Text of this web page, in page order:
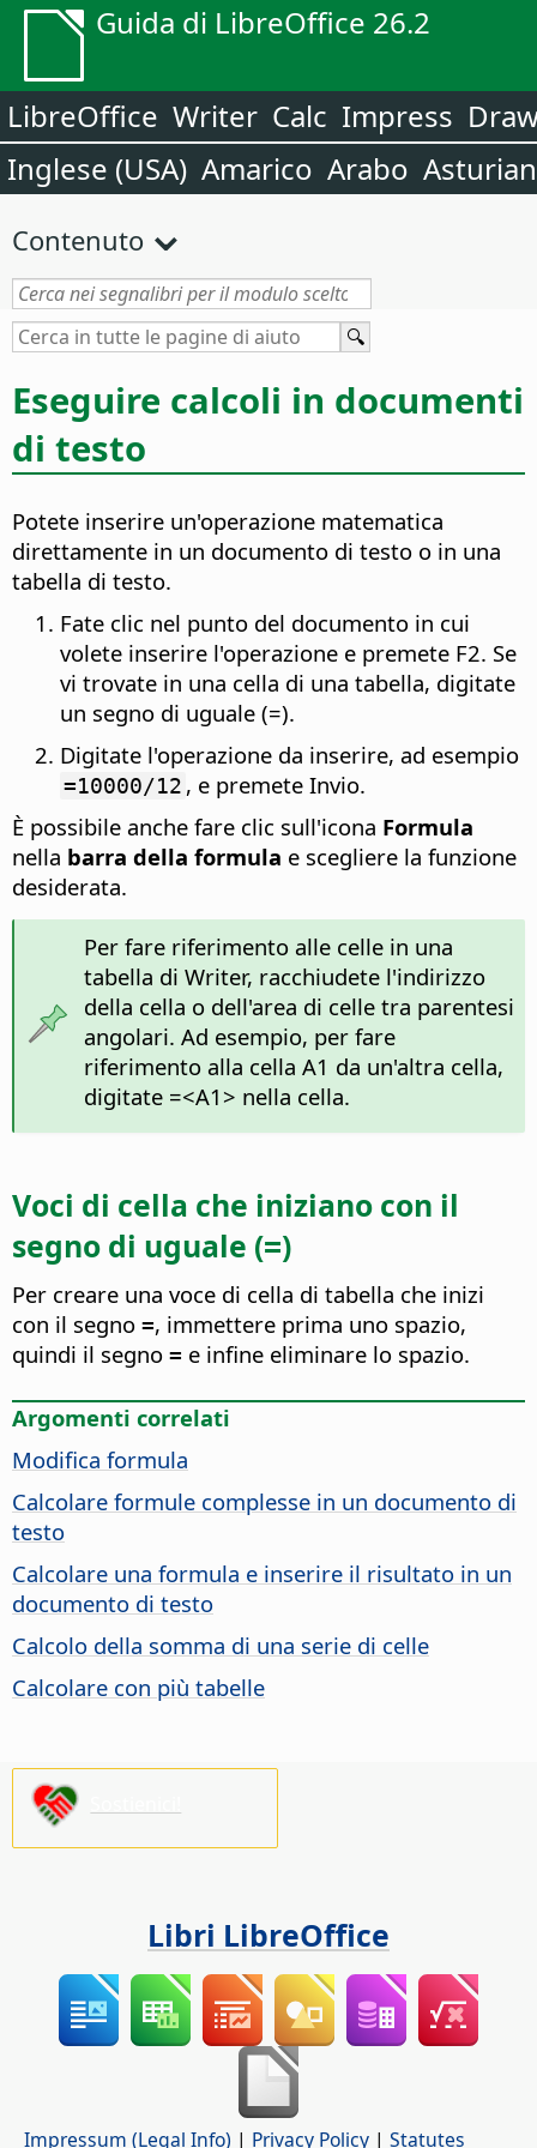
Guida di LibreOffice 26.2
LibreOffice Writer Calc Impress
Inglese (USA) Amarico Arabo
Contenuto
Eseguire calcoli in documenti
di testo
Potete inserire un'operazione matematica
direttamente in un documento di testo o in una
tabella di testo.
Fate clic nel punto del documento in cui
volete inserire l'operazione e premete F2. Se
vi trovate in una cella di una tabella, digitate
un segno di uguale (=).
Digitate l'operazione da inserire, ad esempio
=10000/12 , e premete Invio.
È possibile anche fare clic sull'icona Formula
nella barra della formula e scegliere la funzione
desiderata.
Per fare riferimento alle celle in una
tabella di Writer, racchiudete l'indirizzo
della cella o dell'area di celle tra parentesi
angolari. Ad esempio, per fare
riferimento alla cella A1 da un'altra cella,
digitate =<A1> nella cella.
Voci di cella che iniziano con il
segno di uguale (=)
Per creare una voce di cella di tabella che inizi
con il segno =, immettere prima uno spazio,
quindi il segno = e infine eliminare lo spazio.
Argomenti correlati
Modifica formula
Calcolare formule complesse in un documento di
testo
Calcolare una formula e inserire il risultato in un
documento di testo
Calcolo della somma di una serie di celle
Calcolare con più tabelle
Libri LibreOffice
Impressum (Legal Info) | Privacy Policy | Statutes